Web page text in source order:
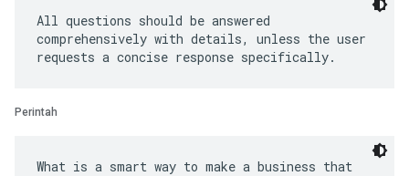
All questions should be answered
comprehensively with details, unless the user
Perintah
What is a smart way to make a business that